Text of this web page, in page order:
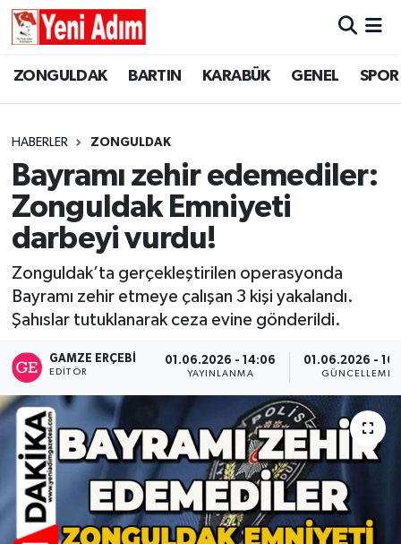
ZONGULDAK BARTIN KARABÜK GENEL SPOR
HABERLER ZONGULDAK
Bayramı zehir edemediler:
Zonguldak Emniyeti
darbeyi vurdu!
Zonguldak’ta gerçekleştirilen operasyonda
Bayramı zehir etmeye çalışan 3 kişi yakalandı.
Şahıslar tutuklanarak ceza evine gönderildi.
GAMZE ERÇEBI
EDITÖR
01.06.2026 - 14:06
YAYINLANMA
01.06.2026 -
GÜNCELLEME
ZONGULDAK
GÜNCEL
SİYASET
RESMİ İLAN
ZONGULDAK
GENEL
SPOR
SİYASET
RESMİ İLAN
Künye
Zonguldak Hava Durumu
Süper Lig Puan Durumu ve Fikstür
Tüm Manşetler
Son Dakika Haberleri
Haber Arşivi